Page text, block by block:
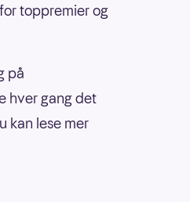
toppremier og
på
hver gang det
kan lese mer